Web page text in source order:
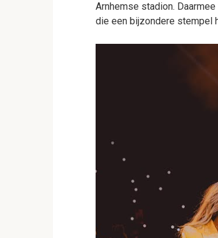
Arnhemse stadion.
die een bijzondere stempel